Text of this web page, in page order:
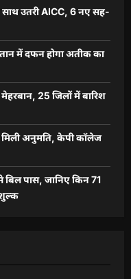
साथ उतरी AICC, 6 नए सह-
में दफन होगा अतीक का
25 जिलों में बारिश
मिली अनुमति, केपी कॉलेज
पास, जानिए किन 71
शुल्क